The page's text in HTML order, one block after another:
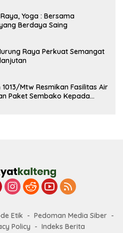
Yoga : Bersama
Berdaya Saing
Raya Perkuat Semangat
1013/Mtw Resmikan Fasilitas Air
Paket Sembako Kepada
Etik
Pedoman Media Siber
Policy Indeks Berita